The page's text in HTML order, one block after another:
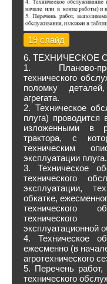
19 слайд
6. ТЕХНИЧЕСКОЕ
1. Планово-
технического
поломку
агрегата.
2. Техническое
плуга) проводится
изложенными в
трактора, с
техническим
эксплуатации плуга.
3. Техническое
технического
эксплуатации,
обкатке,
технического
эксплуатационной
4. Техническое
ежесменно (в
агротехнического
5. Перечень
технического